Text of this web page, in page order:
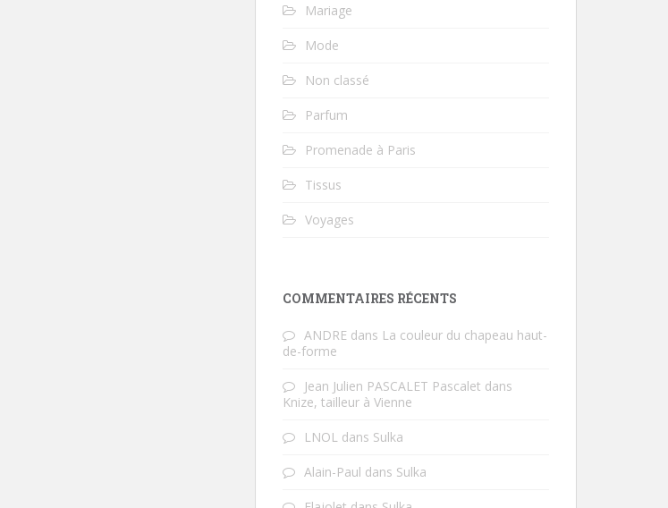
Mariage
Mode
Non classé
Parfum
Promenade à Paris
Tissus
Voyages
COMMENTAIRES RÉCENTS
ANDRE dans La couleur du chapeau haut-
de-forme
Jean Julien PASCALET Pascalet dans
Knize, tailleur à Vienne
LNOL dans Sulka
Alain-Paul dans Sulka